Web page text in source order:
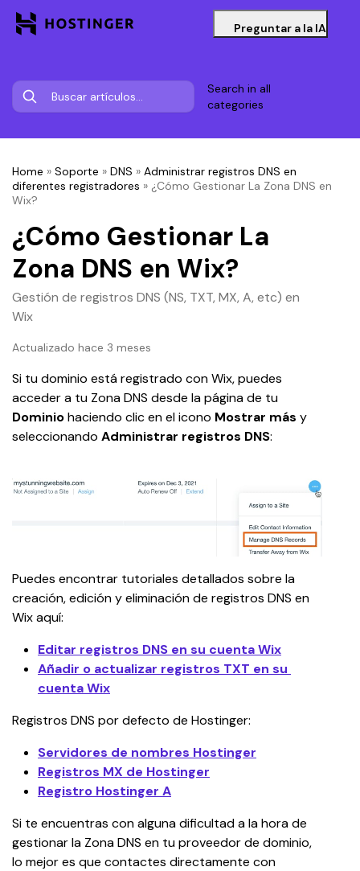
Preguntar a la IA
Search in all
categories
Home » Soporte » DNS » Administrar registros DNS en
diferentes registradores » ¿Cómo Gestionar La Zona DNS en
Wix?
¿Cómo Gestionar La
Zona DNS en Wix?
Gestión de registros DNS (NS, TXT, MX, A, etc) en
Wix
Actualizado hace 3 meses
Si tu dominio está registrado con Wix, puedes
acceder a tu Zona DNS desde la página de tu
Dominio haciendo clic en el icono Mostrar más y
seleccionando Administrar registros DNS:
Puedes encontrar tutoriales detallados sobre la
creación, edición y eliminación de registros DNS en
Wix aquí:
Editar registros DNS en su cuenta Wix
Añadir o actualizar registros TXT en su
cuenta Wix
Registros DNS por defecto de Hostinger:
Servidores de nombres Hostinger
Registros MX de Hostinger
Registro Hostinger A
Si te encuentras con alguna dificultad a la hora de
gestionar la Zona DNS en tu proveedor de dominio,
lo mejor es que contactes directamente con